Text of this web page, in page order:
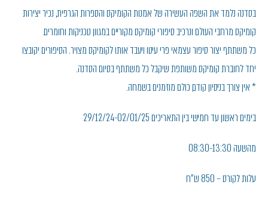
בסדנה נלמד את השפה העשירה של אמנות הקומיקס והספרות הגרפית, נכיר יצירות
קומיקס מרחבי העולם ונרכיב סיפורי קומיקס מקוריים במגוון טכניקות וחומרים.
כל משתתף יצור סיפור עצמאי פרי עיטו ויעבד אותו לקומיקס מצויר. הסיפורים יקובצו
יחד לחוברת קומיקס משותפת שיקבל כל משתתף בסיום הסדנה.
* אין צורך בניסיון קודם, כולם מוזמנים בשמחה.
בימים ראשון עד חמישי בין התאריכים 29/12/24-02/01/25
מהשעה 08:30-13:30
עלות לקורס – 850 ש"ח